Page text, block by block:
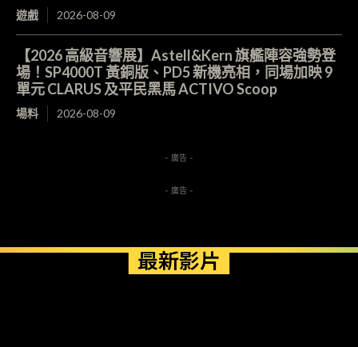
遊戲 2026-08-09
【2026 高級音響展】Astell&Kern 旗艦陣容強勢登
場！SP4000T 黃銅版、PD5 新機亮相，同場加映 9
單元 CLARUS 及平民黑馬 ACTIVO Scoop
場料 2026-08-09
- 廣告 -
- 廣告 -
最新影片